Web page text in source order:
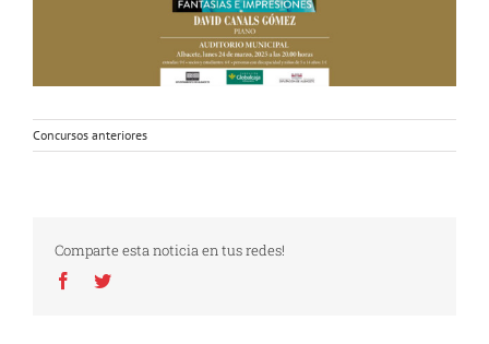
Concursos anteriores
Comparte esta noticia en tus redes!
FacebookTwitter